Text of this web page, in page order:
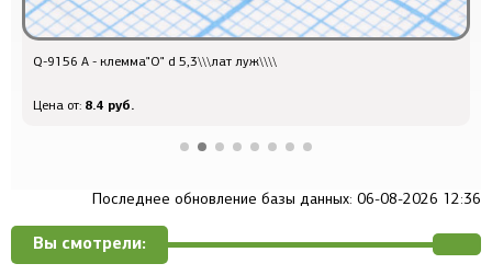
луж\\\\ к 10 мкФ\
Последнее обновление базы данных: 06-08-2026 12:36
Вы смотрели: